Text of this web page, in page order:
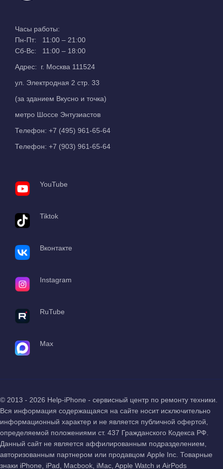
Часы работы:
Пн-Пт: 11:00 – 21:00
Сб-Вс: 11:00 – 18:00
Адрес: г. Москва 111524
ул. Электродная 2 стр. 33
(за зданием Вкусно и точка)
метро Шоссе Энтузиастов
Телефон: +7 (495) 961-65-64
Телефон: +7 (903) 961-65-64
YouTube
Tiktok
Вконтакте
Instagram
RuTube
Max
© 2013 - 2026 Help-iPhone - сервисный центр по ремонту техники.
Вся информация содержащаяся на сайте носит исключительно
информационный характер и не является публичной офертой,
определяемой положениями ст. 437 Гражданского Кодекса РФ.
Данный сайт не является аффилированным подразделением,
авторизованным партнером или продавцом Apple Inc. Товарные
знаки iPhone, iPad, Macbook, iMac, Apple Watch и AirPods